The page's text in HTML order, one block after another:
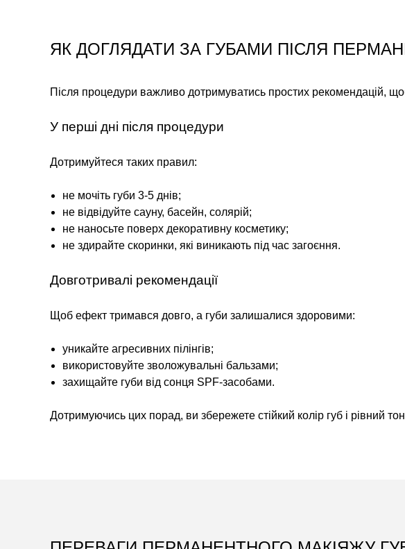
ЯК ДОГЛЯДАТИ ЗА ГУБАМИ ПІСЛЯ
Після процедури важливо дотримуватись простих рекомендацій,
У перші дні після процедури
Дотримуйтеся таких правил:
не мочіть губи 3-5 днів;
не відвідуйте сауну, басейн, солярій;
не наносьте поверх декоративну косметику;
не здирайте скоринки, які виникають під час загоєння.
Довготривалі рекомендації
Щоб ефект тримався довго, а губи залишалися здоровими:
уникайте агресивних пілінгів;
використовуйте зволожувальні бальзами;
захищайте губи від сонця SPF-засобами.
Дотримуючись цих порад, ви збережете стійкий колір губ і рівний